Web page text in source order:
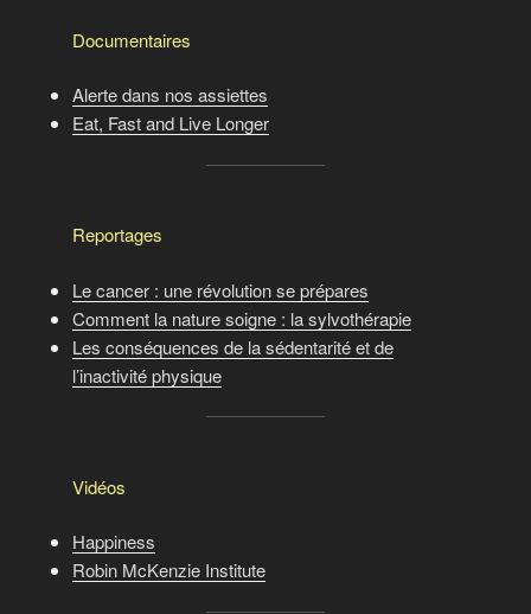
Documentaires
Alerte dans nos assiettes
Eat, Fast and Live Longer
Reportages
Le cancer : une révolution se prépares
Comment la nature soigne : la sylvothérapie
Les conséquences de la sédentarité et de
l’inactivité physique
Vidéos
Happiness
Robin McKenzie Institute